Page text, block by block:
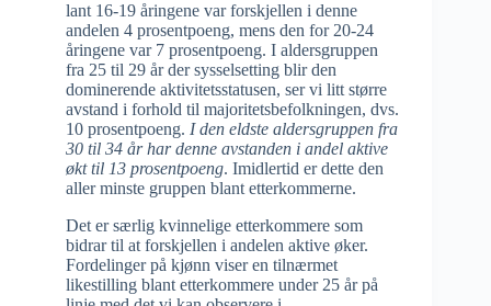
lant 16-19 åringene var forskjellen i denne
andelen 4 prosentpoeng, mens den for 20-24
åringene var 7 prosentpoeng. I aldersgruppen
fra 25 til 29 år der sysselsetting blir den
dominerende aktivitetsstatusen, ser vi litt større
avstand i forhold til majoritetsbefolkningen, dvs.
10 prosentpoeng. I den eldste aldersgruppen fra
30 til 34 år har denne avstanden i andel aktive
økt til 13 prosentpoeng. Imidlertid er dette den
aller minste gruppen blant etterkommerne.
Det er særlig kvinnelige etterkommere som
bidrar til at forskjellen i andelen aktive øker.
Fordelinger på kjønn viser en tilnærmet
likestilling blant etterkommere under 25 år på